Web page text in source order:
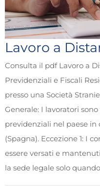
Lavoro a
Consulta il pdf Lavoro a
Previdenziali e Fiscali
presso una Società
Generale: I lavoratori
previdenziali nel paese
(Spagna). Eccezione 1: I
essere versati e
la sede legale solo